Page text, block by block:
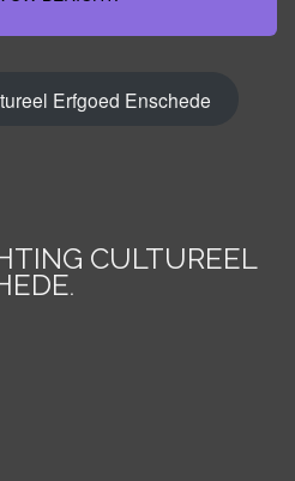
Erfgoed Enschede
CULTUREEL
.